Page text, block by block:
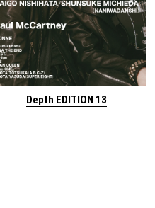
Depth EDITION 13